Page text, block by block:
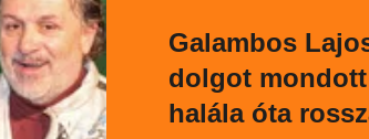
Galambos
dolgot
halála óta